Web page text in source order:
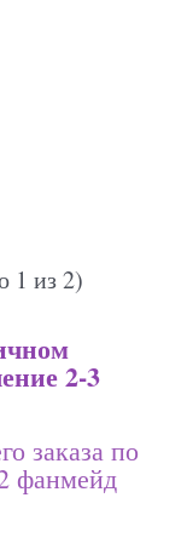
1 из 2)
2-3
заказа по
фанмейд